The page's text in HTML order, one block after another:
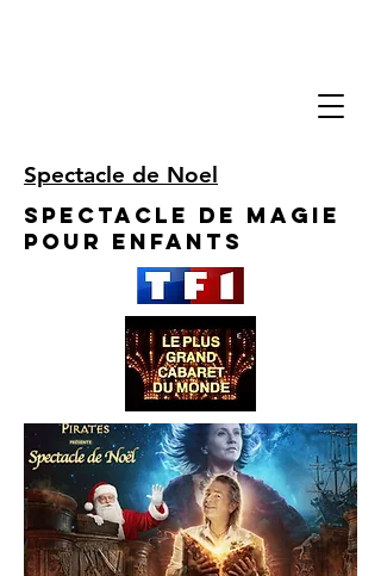
Spectacle de Noel
Spectacle de Magie
pour enfants